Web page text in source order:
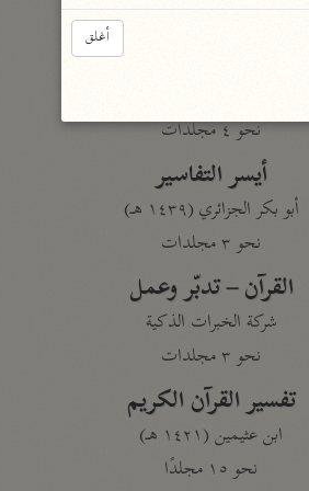
نحو مجلد
تيسير الكريم الرحمن
نحو ٤ مجلدات
أيسر التفاسير
أبو بكر الجزائري (١٤٣٩ هـ)
نحو ٣ مجلدات
القرآن – تدبّر وعمل
شركة الخبرات الذكية
نحو ٣ مجلدات
تفسير القرآن الكريم
ابن عثيمين (١٤٢١ هـ)
نحو ١٥ مجلدًا
أغلق